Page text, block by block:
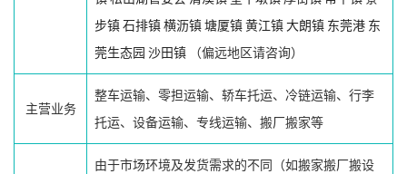
步镇石排镇横沥镇塘厦镇黄江镇大朗镇 东莞港 东
莞生态园 沙田镇 （偏远地区请咨询）
主营业务
整车运输、零担运输、轿车托运、冷链运输、行李
托运、设备运输、专线运输、搬厂搬家等
由于市场环境及发货需求的不同（如搬家搬厂搬设